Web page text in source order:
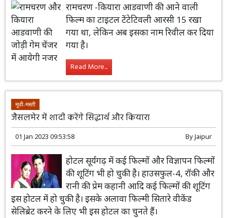
रामचरण -कियारा आडवाणी की आने वाली
फिल्म का टाइटल टेंटेटिवली आरसी 15 रखा
गया था, लेकिन अब इसका नाम रिवील कर दिया
गया है।
Read More...
मूवी-मस्ती
जैसलमेर में शादी करेंगे सिद्धार्थ और कियारा
01 Jan 2023 09:53:58 ByJaipur
होटल सूर्यगढ़ में कई फिल्मों और विज्ञापन फिल्मों
की शूटिंग भी हो चुकी है। हाउसफुल-4, रॉकी और
रानी की प्रेम कहानी आदि कई फिल्मों की शूटिंग
इस होटल में हो चुकी है। इसके अलावा फिल्मी सितारे वीकेंड
सेलिब्रेट करने के लिए भी इस होटल का चुनते हैं।